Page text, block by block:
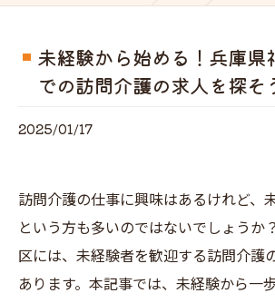
未経験から始める！兵庫県
での訪問介護の求人を探そ
2025/01/17
訪問介護の仕事に興味はあるけれど、
という方も多いのではないでしょうか
区には、未経験者を歓迎する訪問介護
あります。本記事では、未経験から一